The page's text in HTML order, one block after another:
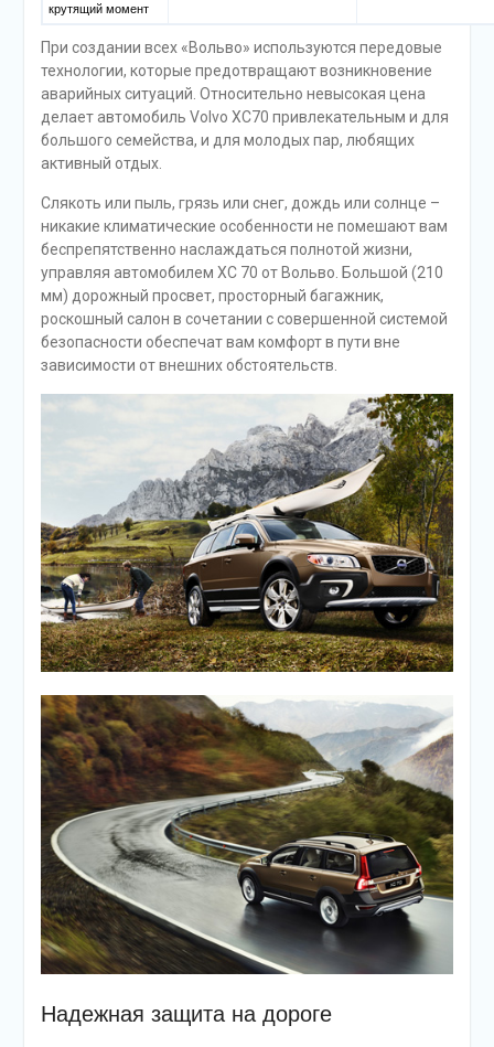
крутящий момент
При создании всех «Вольво» используются передовые
технологии, которые предотвращают возникновение
аварийных ситуаций. Относительно невысокая цена
делает автомобиль Volvo XC70 привлекательным и для
большого семейства, и для молодых пар, любящих
активный отдых.
Слякоть или пыль, грязь или снег, дождь или солнце –
никакие климатические особенности не помешают вам
беспрепятственно наслаждаться полнотой жизни,
управляя автомобилем XC 70 от Вольво. Большой (210
мм) дорожный просвет, просторный багажник,
роскошный салон в сочетании с совершенной системой
безопасности обеспечат вам комфорт в пути вне
зависимости от внешних обстоятельств.
Надежная защита на дороге